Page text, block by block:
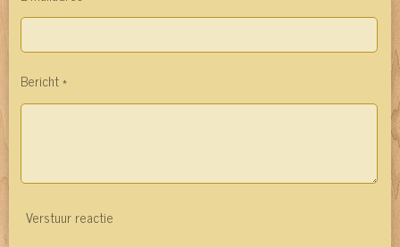
Bericht *
Verstuur reactie